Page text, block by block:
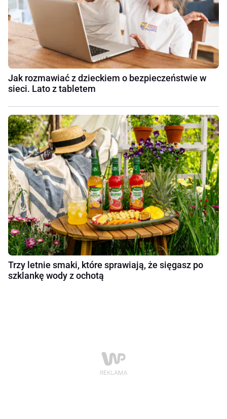
Jak rozmawiać z dzieckiem o bezpieczeństwie w
sieci. Lato z tabletem
Trzy letnie smaki, które sprawiają, że sięgasz po
szklankę wody z ochotą